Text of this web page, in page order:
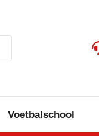
Voetbalschool